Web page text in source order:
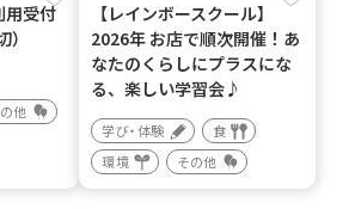
用受付
他
【レインボースクール】
2026年 お店で順次開催！あ
なたのくらしにプラスにな
る、楽しい学習会♪
学び・体験
食
環境
その他